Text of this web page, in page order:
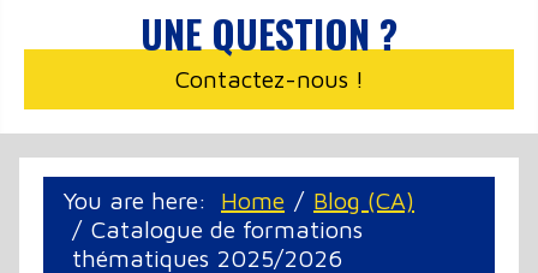
UNE QUESTION ?
Contactez-nous !
You are here: Home
Blog (CA)
Catalogue de formations
thématiques 2025/2026